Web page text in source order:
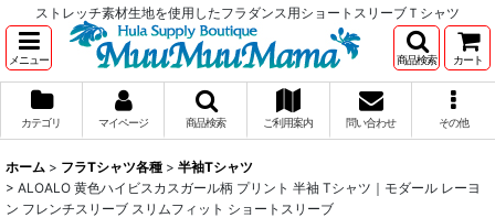
ストレッチ素材生地を使用したフラダンス用ショートスリーブＴシャツ
メニュー 商品検索 カート
カテゴリ マイページ 商品検索 ご利用案内 問い合わせ その他
ホーム > フラTシャツ各種 > 半袖Tシャツ
> ALOALO 黄色ハイビスカスガール柄 プリント 半袖 Tシャツ｜モダール レーヨ
ン フレンチスリーブ スリムフィット ショートスリーブ